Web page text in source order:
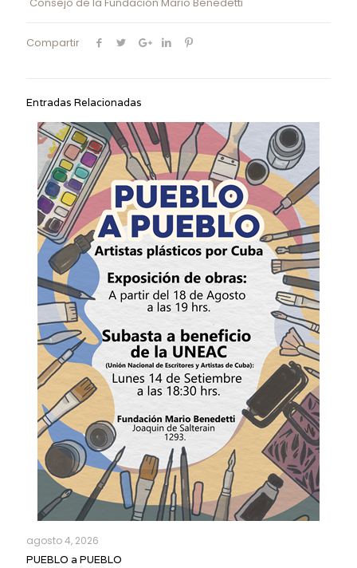
Compartir
Entradas Relacionadas
agosto 4, 2026
PUEBLO a PUEBLO